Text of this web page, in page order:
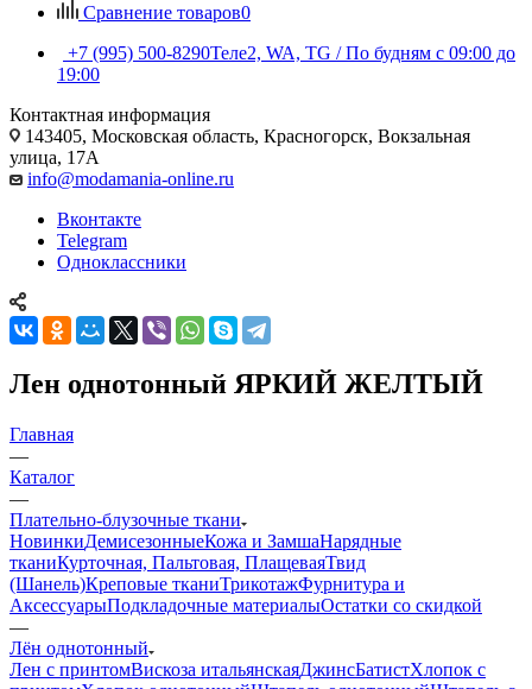
Сравнение товаров0
+7 (995) 500-8290Теле2, WA, TG / По будням c 09:00 до
19:00
Контактная информация
143405, Московская область, Красногорск, Вокзальная
улица, 17А
info@modamania-online.ru
Вконтакте
Telegram
Одноклассники
Лен однотонный ЯРКИЙ ЖЕЛТЫЙ
Главная
—
Каталог
—
Плательно-блузочные ткани
НовинкиДемисезонныеКожа и ЗамшаНарядные
тканиКурточная, Пальтовая, ПлащеваяТвид
(Шанель)Креповые тканиТрикотажФурнитура и
АксессуарыПодкладочные материалыОстатки со скидкой
—
Лён однотонный
Лен с принтомВискоза итальянскаяДжинсБатистХлопок с